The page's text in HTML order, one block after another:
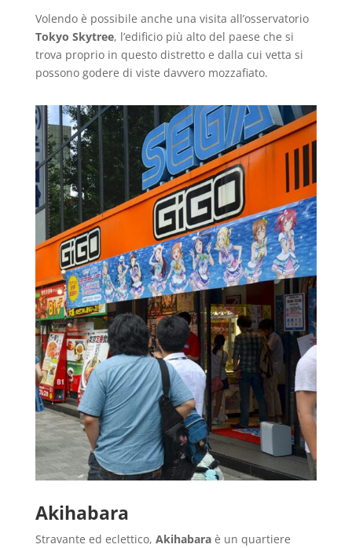
Volendo è possibile anche una visita all’osservatorio
Tokyo Skytree, l’edificio più alto del paese che si
trova proprio in questo distretto e dalla cui vetta si
possono godere di viste davvero mozzafiato.
Akihabara
Stravante ed eclettico, Akihabara è un quartiere